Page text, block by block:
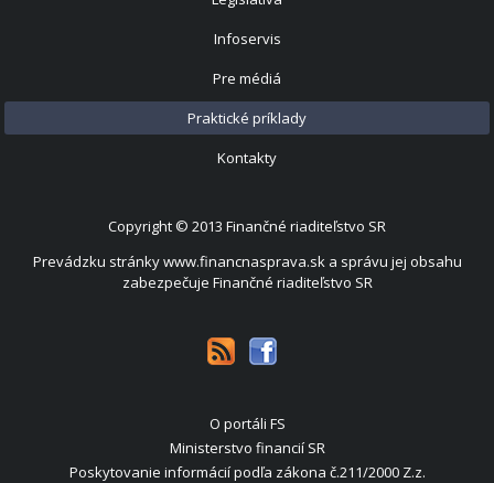
Infoservis
Pre médiá
Praktické príklady
Kontakty
Copyright © 2013 Finančné riaditeľstvo SR
Prevádzku stránky www.financnasprava.sk a správu jej obsahu
zabezpečuje Finančné riaditeľstvo SR
O portáli FS
Ministerstvo financií SR
Poskytovanie informácií podľa zákona č.211/2000 Z.z.